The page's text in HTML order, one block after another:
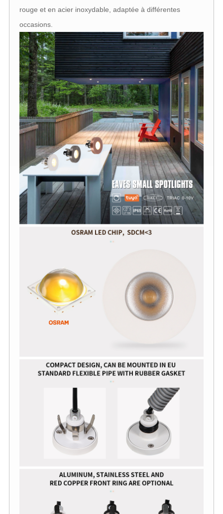
rouge et en acier inoxydable, adaptée à différentes
occasions.